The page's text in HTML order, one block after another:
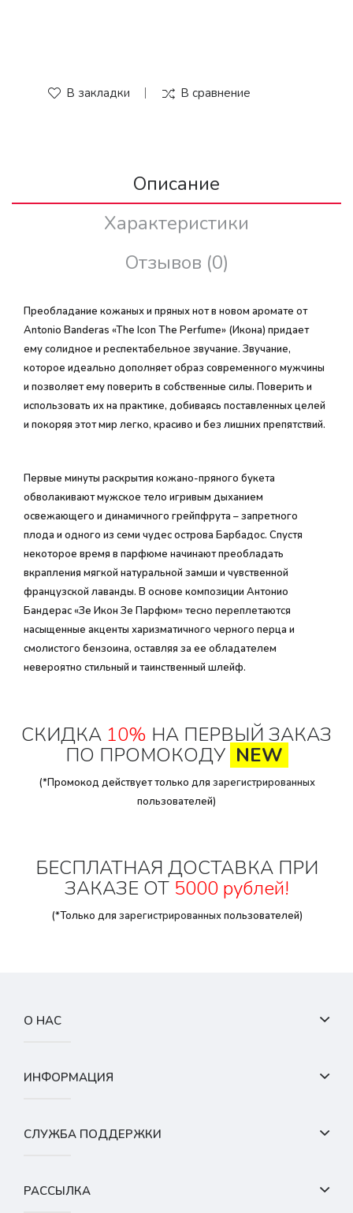
В закладки В сравнение
Описание
Характеристики
Отзывов (0)
Преобладание кожаных и пряных нот в новом аромате от
Antonio Banderas «The Icon The Perfume» (Икона) придает
ему солидное и респектабельное звучание. Звучание,
которое идеально дополняет образ современного мужчины
и позволяет ему поверить в собственные силы. Поверить и
использовать их на практике, добиваясь поставленных целей
и покоряя этот мир легко, красиво и без лишних препятствий.
Первые минуты раскрытия кожано-пряного букета
обволакивают мужское тело игривым дыханием
освежающего и динамичного грейпфрута – запретного
плода и одного из семи чудес острова Барбадос. Спустя
некоторое время в парфюме начинают преобладать
вкрапления мягкой натуральной замши и чувственной
французской лаванды. В основе композиции Антонио
Бандерас «Зе Икон Зе Парфюм» тесно переплетаются
насыщенные акценты харизматичного черного перца и
смолистого бензоина, оставляя за ее обладателем
невероятно стильный и таинственный шлейф.
СКИДКА 10% НА ПЕРВЫЙ ЗАКАЗ
ПО ПРОМОКОДУ NEW
(*Промокод действует только для зарегистрированных
пользователей)
БЕСПЛАТНАЯ ДОСТАВКА ПРИ
ЗАКАЗЕ ОТ 5000 рублей!
(*Только для зарегистрированныхпользователей)
О НАС
ИНФОРМАЦИЯ
СЛУЖБА ПОДДЕРЖКИ
РАССЫЛКА